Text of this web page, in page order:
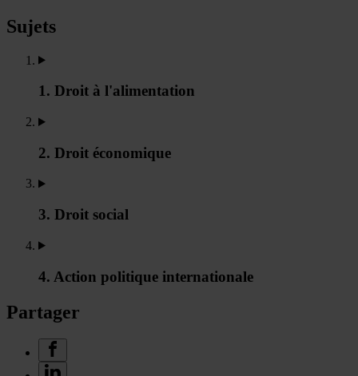
Sujets
1. Droit à l'alimentation
2. Droit économique
3. Droit social
4. Action politique internationale
Partager